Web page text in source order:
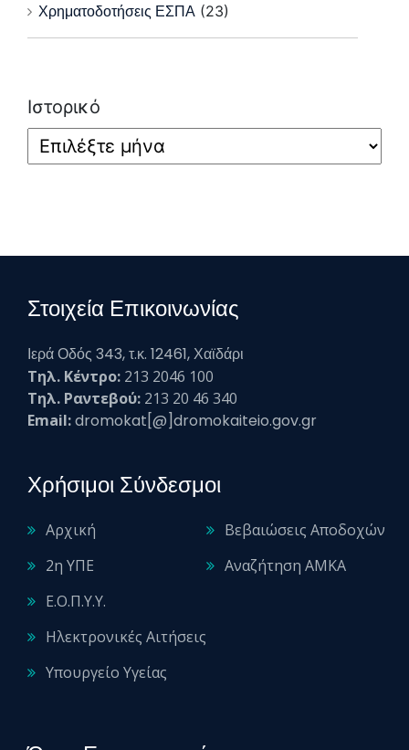
Χρηματοδοτήσεις ΕΣΠΑ (23)
Ιστορικό
Στοιχεία Επικοινωνίας
Ιερά Οδός 343, τ.κ. 12461, Χαϊδάρι
Τηλ. Κέντρο: 213 2046 100
Τηλ. Ραντεβού: 213 20 46 340
Email:dromokat[@]dromokaiteio.gov.gr
Χρήσιμοι Σύνδεσμοι
Αρχική
2η ΥΠΕ
Ε.Ο.Π.Υ.Υ.
Ηλεκτρονικές Αιτήσεις
Υπουργείο Υγείας
Βεβαιώσεις Αποδοχών
Αναζήτηση ΑΜΚΑ